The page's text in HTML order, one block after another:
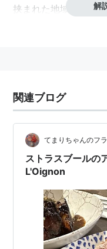
挟まれた地域で、 解
関連ブログ
てまりちゃんのフ
ストラスブールの
L'Oignon